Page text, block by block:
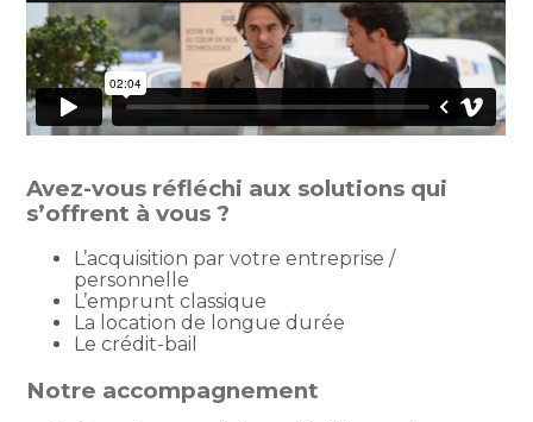
Avez-vous réfléchi aux solutions qui
s’offrent à vous ?
L’acquisition par votre entreprise /
personnelle
L’emprunt classique
La location de longue durée
Le crédit-bail
Notre accompagnement